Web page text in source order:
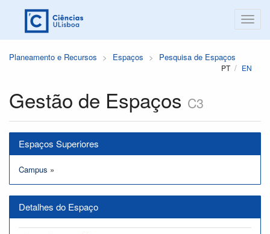
Planeamento e Recursos Espaços Pesquisa de Espaços
PT EN
Gestão de Espaços C3
Espaços Superiores
Campus »
Detalhes do Espaço